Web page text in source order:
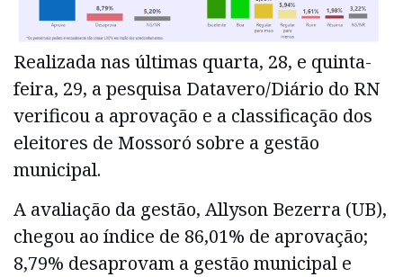
Realizada nas últimas quarta, 28, e quinta-
feira, 29, a pesquisa Datavero/Diário do RN
verificou a aprovação e a classificação dos
eleitores de Mossoró sobre a gestão
municipal.
A avaliação da gestão, Allyson Bezerra (UB),
chegou ao índice de 86,01% de aprovação;
8,79% desaprovam a gestão municipal e